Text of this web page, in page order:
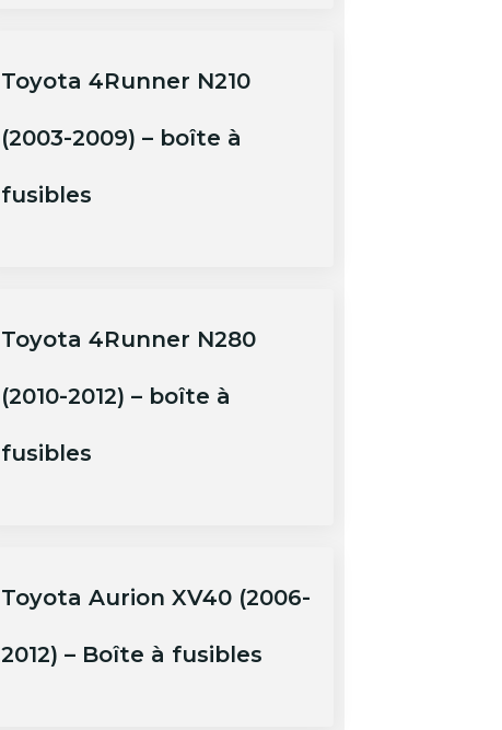
Toyota 4Runner N210
(2003-2009) – boîte à
fusibles
Toyota 4Runner N280
(2010-2012) – boîte à
fusibles
Toyota Aurion XV40 (2006-
2012) – Boîte à fusibles